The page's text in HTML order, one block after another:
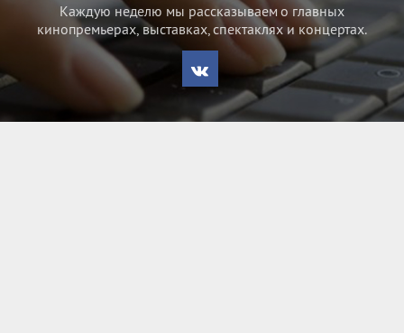
Каждую неделю мы рассказываем о главных
кинопремьерах, выставках, спектаклях и концертах.